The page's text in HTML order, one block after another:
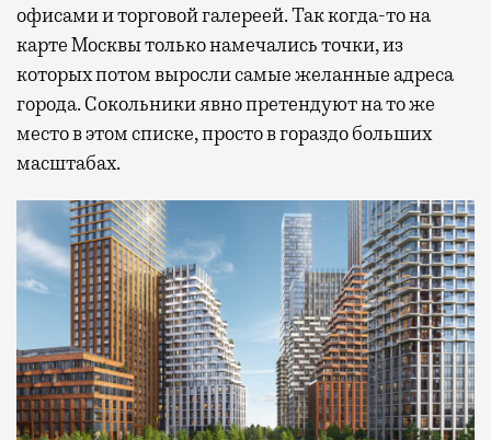
офисами и торговой галереей. Так когда-то на
карте Москвы только намечались точки, из
которых потом выросли самые желанные адреса
города. Сокольники явно претендуют на то же
место в этом списке, просто в гораздо больших
масштабах.